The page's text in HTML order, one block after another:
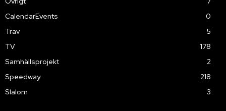
CalendarEvents
0
Trav
5
TV
178
Samhällsprojekt
2
Speedway
218
Slalom
3